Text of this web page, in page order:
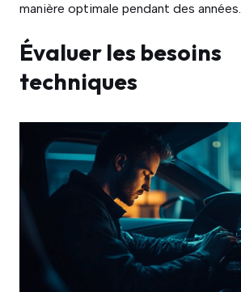
manière optimale pendant des années.
Évaluer les besoins
techniques